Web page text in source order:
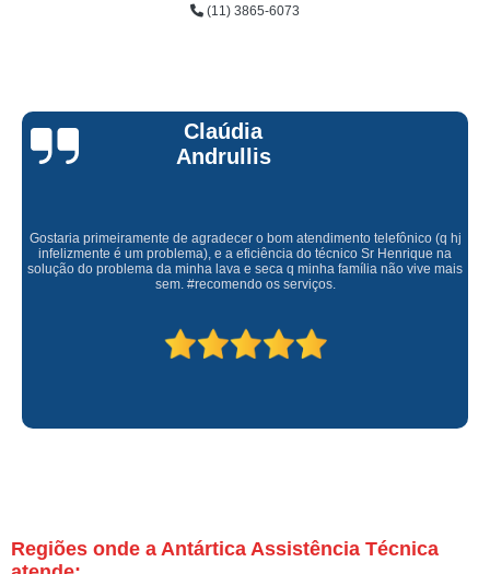
(11) 3865-6073
Claúdia
Andrullis
Gostaria primeiramente de agradecer o bom atendimento telefônico (q hj
infelizmente é um problema), e a eficiência do técnico Sr Henrique na
solução do problema da minha lava e seca q minha família não vive mais
sem. #recomendo os serviços.
Regiões onde a Antártica Assistência Técnica